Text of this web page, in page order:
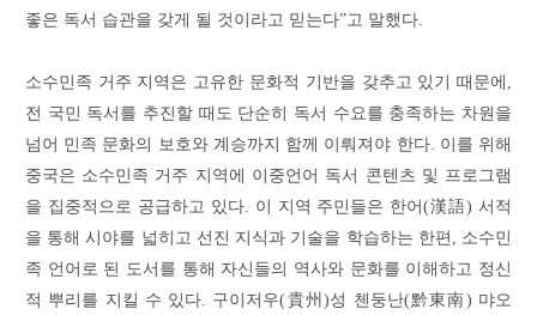
좋은 독서 습관을 갖게 될 것이라고 믿는다”고 말했다.
소수민족 거주 지역은 고유한 문화적 기반을 갖추고 있기 때문에,
전 국민 독서를 추진할 때도 단순히 독서 수요를 충족하는 차원을
넘어 민족 문화의 보호와 계승까지 함께 이뤄져야 한다. 이를 위해
중국은 소수민족 거주 지역에 이중언어 독서 콘텐츠 및 프로그램
을 집중적으로 공급하고 있다. 이 지역 주민들은 한어(漢語) 서적
을 통해 시야를 넓히고 선진 지식과 기술을 학습하는 한편, 소수민
족 언어로 된 도서를 통해 자신들의 역사와 문화를 이해하고 정신
적 뿌리를 지킬 수 있다. 구이저우(貴州)성 첸둥난(黔東南) 먀오